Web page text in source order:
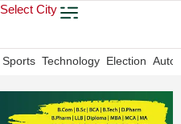
Select City
Sports Technology Election Auto